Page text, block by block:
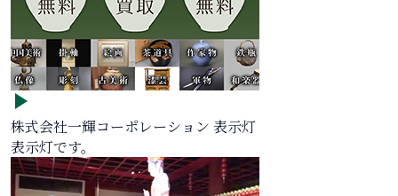
株式会社一輝コーポレーション 表示灯
表示灯です。